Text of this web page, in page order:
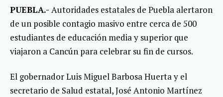
PUEBLA.- Autoridades estatales de Puebla alertaron
de un posible contagio masivo entre cerca de 500
estudiantes de educación media y superior que
viajaron a Cancún para celebrar su fin de cursos.
El gobernador Luis Miguel Barbosa Huerta y el
secretario de Salud estatal, José Antonio Martínez